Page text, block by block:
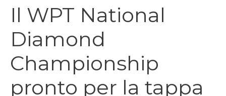
Il WPT National
Diamond
Championship
pronto per la tappa